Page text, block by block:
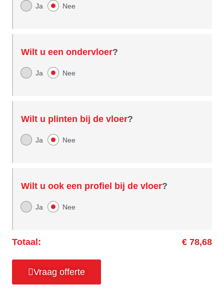
Ja Nee
Wilt u een ondervloer?
Ja Nee
Wilt u plinten bij de vloer?
Ja Nee
Wilt u ook een profiel bij de vloer?
Ja Nee
Totaal: € 78,68
Vraag offerte